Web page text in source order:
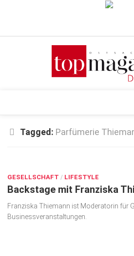
Verkaufsstellen
Top Gesundheitsforum Dresden /
Geschäft
gesund & schön
Gesellschaft
Tagged: Parfü­merie
GESELLSCHAFT / LIFESTYLE
Backstage mit Franziska
Franziska Thiemann ist Moderatorin für
Business­veran­staltungen.